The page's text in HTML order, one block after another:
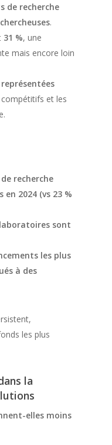
de recherche
.
31 %, une
mais encore loin
et les
recherche
2024 (vs 23 %
sont
les plus
à des
les plus
la
elles moins